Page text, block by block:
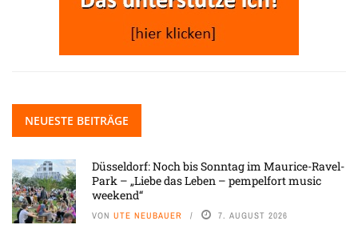
NEUESTE BEITRÄGE
Düsseldorf: Noch bis Sonntag im Maurice-Ravel-
Park – „Liebe das Leben – pempelfort music
weekend“
VON UTE NEUBAUER 7. AUGUST 2026